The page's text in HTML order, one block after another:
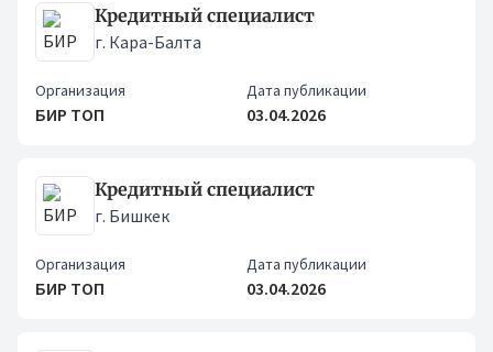
Кредитный специалист
г. Кара-Балта
Организация
БИР ТОП
Дата публикации
03.04.2026
Кредитный специалист
г. Бишкек
Организация
БИР ТОП
Дата публикации
03.04.2026